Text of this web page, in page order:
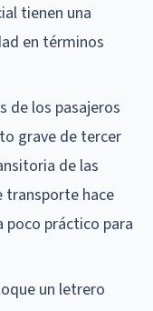
tienen una
en términos
de los pasajeros
grave de tercer
de las
transporte hace
práctico para
un letrero